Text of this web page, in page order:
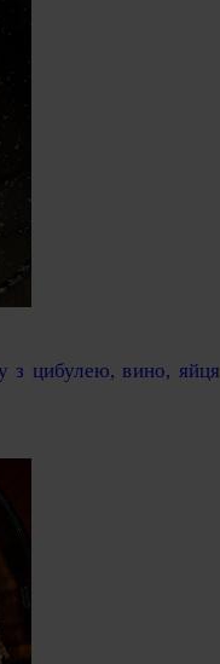
з цибулею, вино, яйця